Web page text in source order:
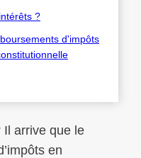
?
d'impôts
Il arrive que le
en